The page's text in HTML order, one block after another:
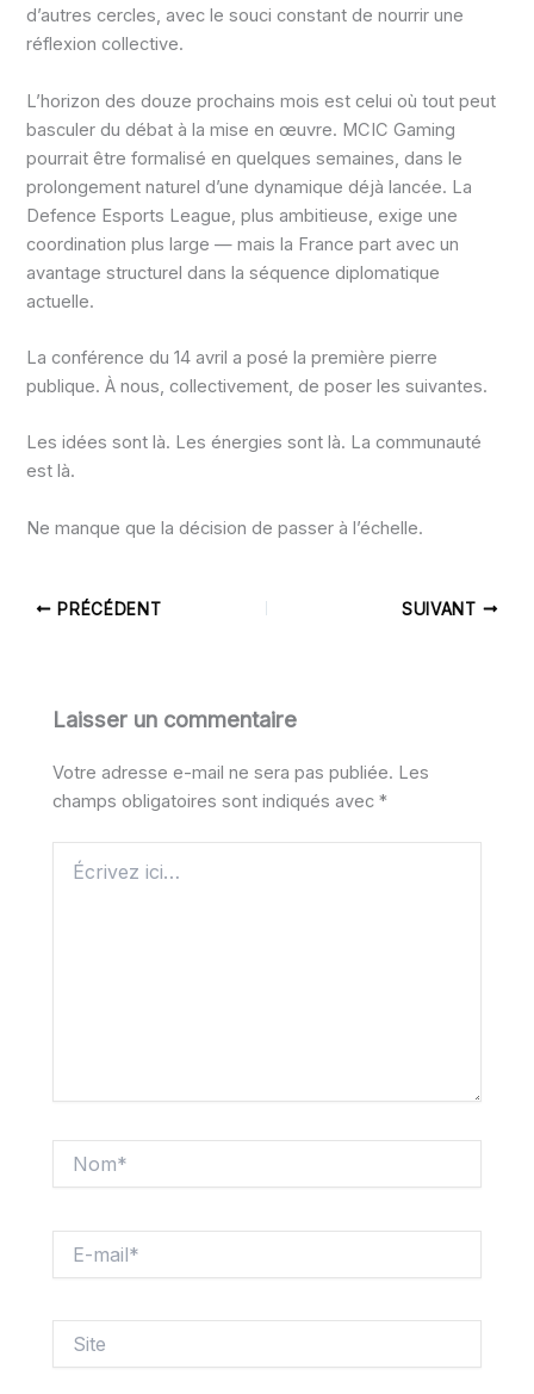
d’autres cercles, avec le souci constant de nourrir une
réflexion collective.
L’horizon des douze prochains mois est celui où tout peut
basculer du débat à la mise en œuvre. MCIC Gaming
pourrait être formalisé en quelques semaines, dans le
prolongement naturel d’une dynamique déjà lancée. La
Defence Esports League, plus ambitieuse, exige une
coordination plus large — mais la France part avec un
avantage structurel dans la séquence diplomatique
actuelle.
La conférence du 14 avril a posé la première pierre
publique. À nous, collectivement, de poser les suivantes.
Les idées sont là. Les énergies sont là. La communauté
est là.
Ne manque que la décision de passer à l’échelle.
PRÉCÉDENT SUIVANT
Laisser un commentaire
Votre adresse e-mail ne sera pas publiée. Les
champs obligatoires sont indiqués avec*
ici…
mail*